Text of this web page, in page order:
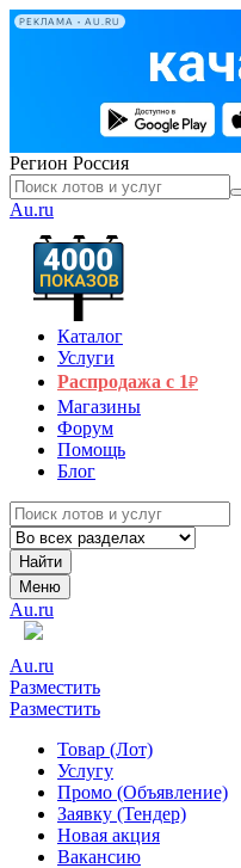
РЕКЛАМА • AU.RU
Регион Россия
Au.ru
Каталог
Услуги
Распродажа с 1₽
Магазины
Форум
Помощь
Блог
Найти
Меню
Au.ru
Au.ru
Разместить
Разместить
Товар (Лот)
Услугу
Промо (Объявление)
Заявку (Тендер)
Новая акция
Вакансию